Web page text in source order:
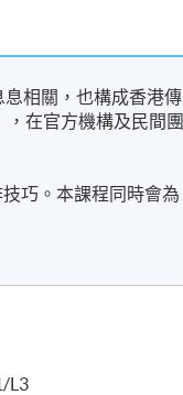
相關，也構成香港傳
在官方機構及民間團
巧。本課程同時會為
L3